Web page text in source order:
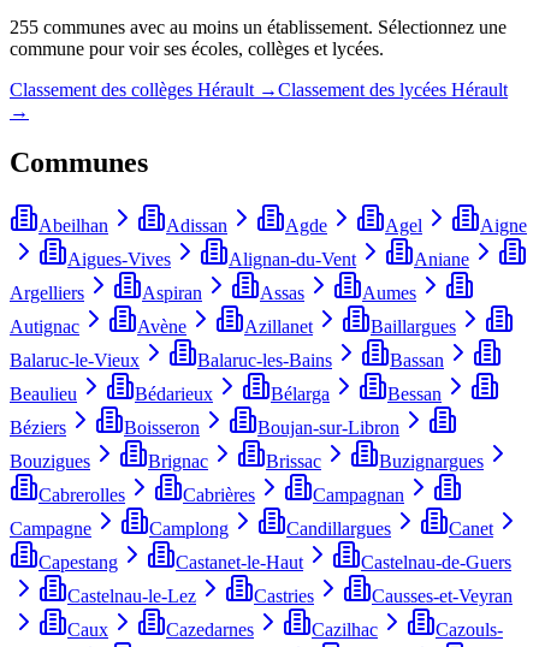
255 communes avec au moins un établissement. Sélectionnez une
commune pour voir ses écoles, collèges et lycées.
Classement des collèges Hérault →Classement des lycées Hérault
→
Communes
Abeilhan Adissan Agde Agel
Aigne
Aigues-Vives
Alignan-du-Vent
Aniane
Argelliers
Aspiran Assas
Aumes
Autignac
Avène Azillanet
Baillargues
Balaruc-le-Vieux
Balaruc-les-Bains
Bassan
Beaulieu
Bédarieux Bélarga
Bessan
Béziers
Boisseron
Boujan-sur-Libron
Bouzigues
Brignac Brissac
Buzignargues
Cabrerolles
Cabrières
Campagnan
Campagne
Camplong Candillargues
Canet
Capestang
Castanet-le-Haut
Castelnau-de-Guers
Castelnau-le-Lez
Castries
Causses-et-Veyran
Caux
Cazedarnes Cazilhac
Cazouls-